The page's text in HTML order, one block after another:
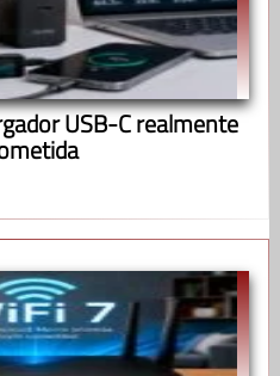
USB-C realmente